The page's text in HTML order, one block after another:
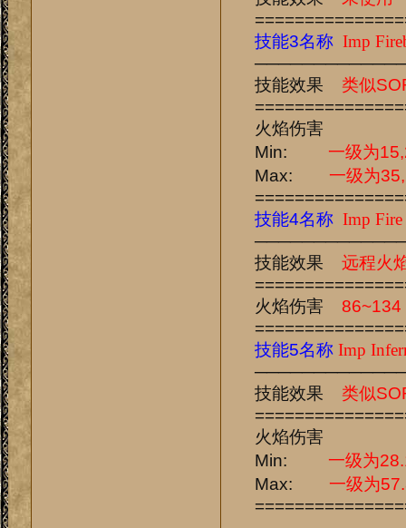
技能3名称 Imp
技能效果 类似
火焰伤害
Min: 一级为
Max: 一级为
技能4名称 Imp Fire
技能效果 远程火
火焰伤害 86~134
技能5名称 Imp
技能效果 类似
火焰伤害
Min: 一级为
Max: 一级为